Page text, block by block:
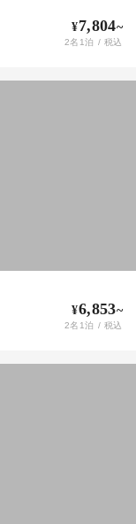
¥7,804~
2名 1泊 / 税込
¥6,853~
2名 1泊 / 税込